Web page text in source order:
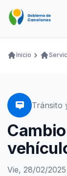
contenido
Navegación
Adquisiciones
Canelones Te
Teléfonos
Ruta
Inicio
Tránsito
Vie, 28/02/